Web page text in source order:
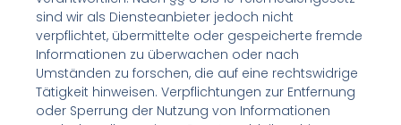
sind wir als Diensteanbieter jedoch nicht
verpflichtet, übermittelte oder gespeicherte fremde
Informationen zu überwachen oder nach
Umständen zu forschen, die auf eine rechtswidrige
Tätigkeit hinweisen. Verpflichtungen zur Entfernung
oder Sperrung der Nutzung von Informationen